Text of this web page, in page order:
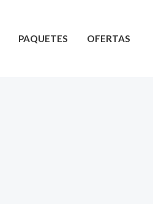
PAQUETES OFERTAS